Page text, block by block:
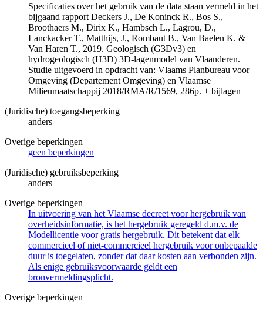
Specificaties over het gebruik van de data staan vermeld in het
bijgaand rapport Deckers J., De Koninck R., Bos S.,
Broothaers M., Dirix K., Hambsch L., Lagrou, D.,
Lanckacker T., Matthijs, J., Rombaut B., Van Baelen K. &
Van Haren T., 2019. Geologisch (G3Dv3) en
hydrogeologisch (H3D) 3D-lagenmodel van Vlaanderen.
Studie uitgevoerd in opdracht van: Vlaams Planbureau voor
Omgeving (Departement Omgeving) en Vlaamse
Milieumaatschappij 2018/RMA/R/1569, 286p. + bijlagen
(Juridische) toegangsbeperking
anders
Overige beperkingen
geen beperkingen
(Juridische) gebruiksbeperking
anders
Overige beperkingen
In uitvoering van het Vlaamse decreet voor hergebruik van
overheidsinformatie, is het hergebruik geregeld d.m.v. de
Modellicentie voor gratis hergebruik. Dit betekent dat elk
commercieel of niet-commercieel hergebruik voor onbepaalde
duur is toegelaten, zonder dat daar kosten aan verbonden zijn.
Als enige gebruiksvoorwaarde geldt een
bronvermeldingsplicht.
Overige beperkingen